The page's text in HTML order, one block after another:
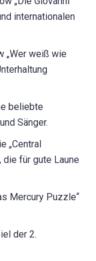
internationalen
„Wer weiß wie
beliebte
Sänger.
„Central
die für gute Laune
Mercury Puzzle“
der 2.